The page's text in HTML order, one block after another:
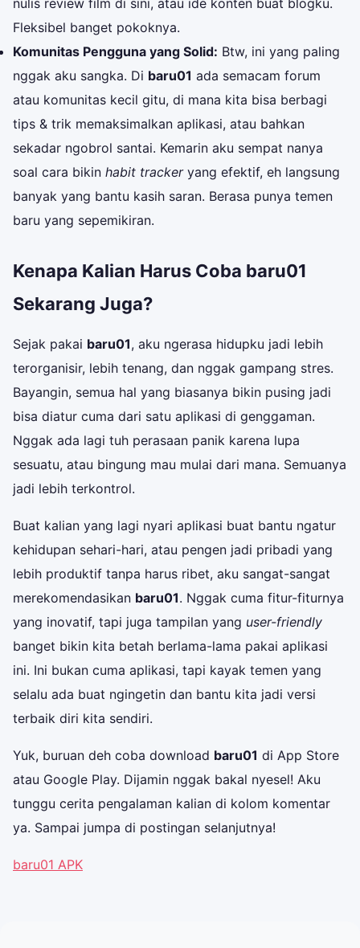
Fleksibel banget pokoknya.
Komunitas Pengguna yang Solid: Btw, ini yang paling
nggak aku sangka. Di baru01 ada semacam forum
atau komunitas kecil gitu, di mana kita bisa berbagi
tips & trik memaksimalkan aplikasi, atau bahkan
sekadar ngobrol santai. Kemarin aku sempat nanya
soal cara bikin habit trackeryang efektif, eh langsung
banyak yang bantu kasih saran. Berasa punya temen
baru yang sepemikiran.
Kenapa Kalian Harus Coba baru01
Sekarang Juga?
Sejak pakai baru01, aku ngerasa hidupku jadi lebih
terorganisir, lebih tenang, dan nggak gampang stres.
Bayangin, semua hal yang biasanya bikin pusing jadi
bisa diatur cuma dari satu aplikasi di genggaman.
Nggak ada lagi tuh perasaan panik karena lupa
sesuatu, atau bingung mau mulai dari mana. Semuanya
jadi lebih terkontrol.
Buat kalian yang lagi nyari aplikasi buat bantu ngatur
kehidupan sehari-hari, atau pengen jadi pribadi yang
lebih produktif tanpa harus ribet, aku sangat-sangat
merekomendasikan baru01. Nggak cuma fitur-fiturnya
yang inovatif, tapi juga tampilan yang user-friendly
banget bikin kita betah berlama-lama pakai aplikasi
ini. Ini bukan cuma aplikasi, tapi kayak temen yang
selalu ada buat ngingetin dan bantu kita jadi versi
terbaik diri kita sendiri.
Yuk, buruan deh coba download baru01 di App Store
atau Google Play. Dijamin nggak bakal nyesel! Aku
tunggu cerita pengalaman kalian di kolom komentar
ya. Sampai jumpa di postingan selanjutnya!
baru01 APK